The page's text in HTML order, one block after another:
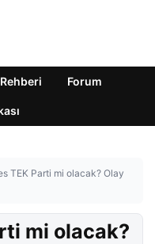
Forum
TEK Parti mi olacak? Olay
mi olacak?